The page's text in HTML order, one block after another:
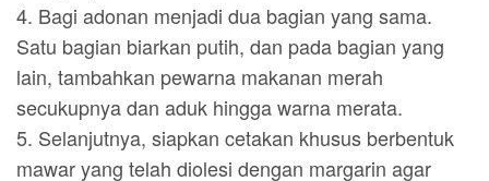
4. Bagi adonan menjadi dua bagian yang sama.
Satu bagian biarkan putih, dan pada bagian yang
lain, tambahkan pewarna makanan merah
secukupnya dan aduk hingga warna merata.
5. Selanjutnya, siapkan cetakan khusus berbentuk
mawar yang telah diolesi dengan margarin agar